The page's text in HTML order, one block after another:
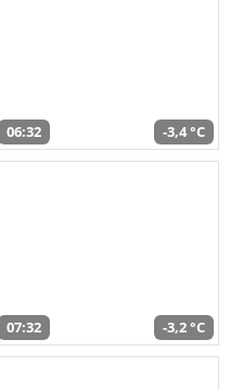
06:32 -3,4 °C
07:32 -3,2 °C